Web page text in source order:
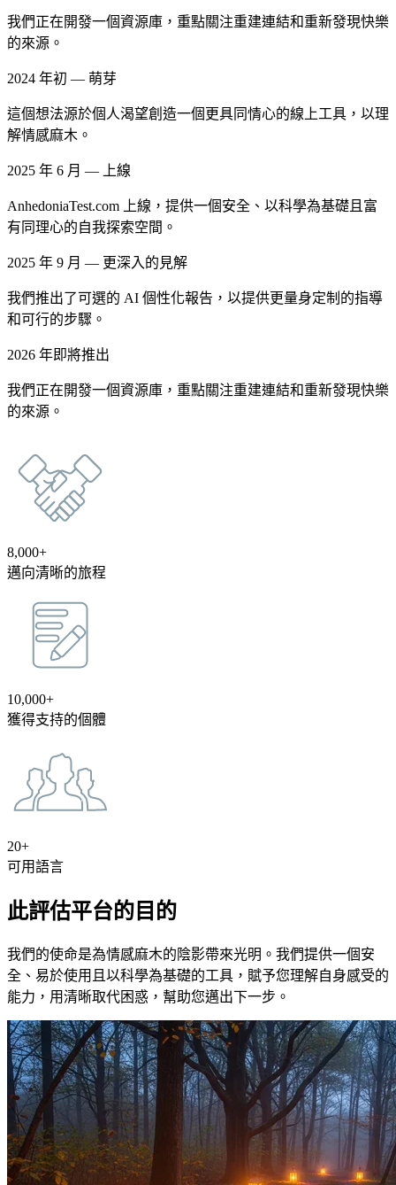
我們正在開發一個資源庫，重點關注重建連結和重新發現快樂
的來源。
2024 年初 — 萌芽
這個想法源於個人渴望創造一個更具同情心的線上工具，以理
解情感麻木。
2025 年 6 月 — 上線
AnhedoniaTest.com 上線，提供一個安全、以科學為基礎且富
有同理心的自我探索空間。
2025 年 9 月 — 更深入的見解
我們推出了可選的 AI 個性化報告，以提供更量身定制的指導
和可行的步驟。
2026 年即將推出
我們正在開發一個資源庫，重點關注重建連結和重新發現快樂
的來源。
8,000+
邁向清晰的旅程
10,000+
獲得支持的個體
20+
可用語言
此評估平台的目的
我們的使命是為情感麻木的陰影帶來光明。我們提供一個安
全、易於使用且以科學為基礎的工具，賦予您理解自身感受的
能力，用清晰取代困惑，幫助您邁出下一步。